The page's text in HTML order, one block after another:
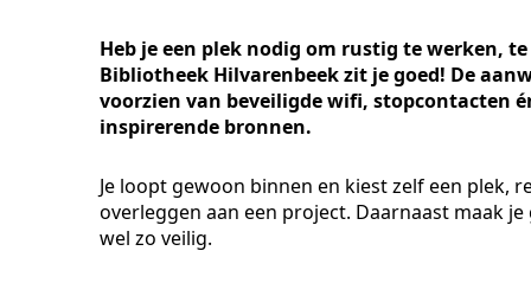
Heb je een plek nodig om rustig te werken,
Bibliotheek Hilvarenbeek zit je goed! De
voorzien van beveiligde wifi, stopcontacten
inspirerende bronnen.
Je loopt gewoon binnen en kiest zelf een plek,
overleggen aan een project. Daarnaast maak
wel zo veilig.